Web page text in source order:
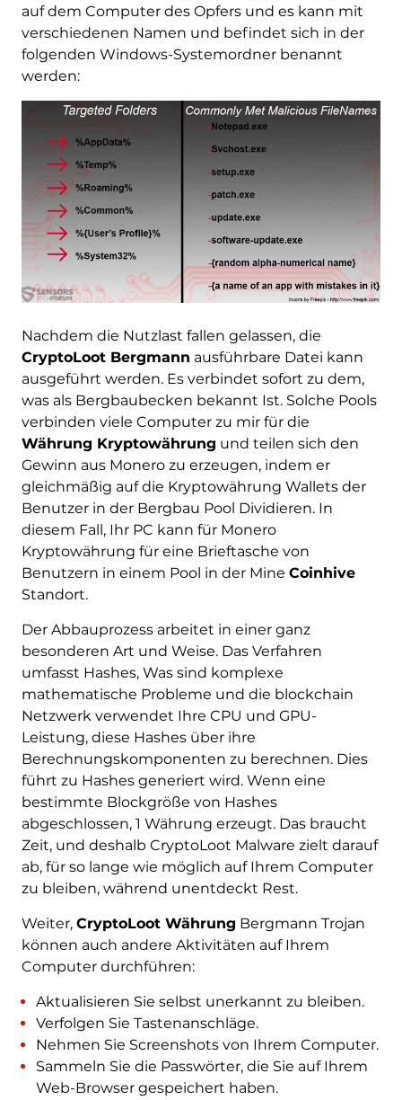
auf dem Computer des Opfers und es kann mit
verschiedenen Namen und befindet sich in der
folgenden Windows-Systemordner benannt
werden:
Nachdem die Nutzlast fallen gelassen, die
CryptoLoot Bergmann ausführbare Datei kann
ausgeführt werden. Es verbindet sofort zu dem,
was als Bergbaubecken bekannt Ist. Solche Pools
verbinden viele Computer zu mir für die
Währung Kryptowährung und teilen sich den
Gewinn aus Monero zu erzeugen, indem er
gleichmäßig auf die Kryptowährung Wallets der
Benutzer in der Bergbau Pool Dividieren. In
diesem Fall, Ihr PC kann für Monero
Kryptowährung für eine Brieftasche von
Benutzern in einem Pool in der Mine Coinhive
Standort.
Der Abbauprozess arbeitet in einer ganz
besonderen Art und Weise. Das Verfahren
umfasst Hashes, Was sind komplexe
mathematische Probleme und die blockchain
Netzwerk verwendet Ihre CPU und GPU-
Leistung, diese Hashes über ihre
Berechnungskomponenten zu berechnen. Dies
führt zu Hashes generiert wird. Wenn eine
bestimmte Blockgröße von Hashes
abgeschlossen, 1 Währung erzeugt. Das braucht
Zeit, und deshalb CryptoLoot Malware zielt darauf
ab, für so lange wie möglich auf Ihrem Computer
zu bleiben, während unentdeckt Rest.
Weiter, CryptoLoot Währung Bergmann Trojan
können auch andere Aktivitäten auf Ihrem
Computer durchführen:
Aktualisieren Sie selbst unerkannt zu bleiben.
Verfolgen Sie Tastenanschläge.
Nehmen Sie Screenshots von Ihrem Computer.
Sammeln Sie die Passwörter, die Sie auf Ihrem
Web-Browser gespeichert haben.